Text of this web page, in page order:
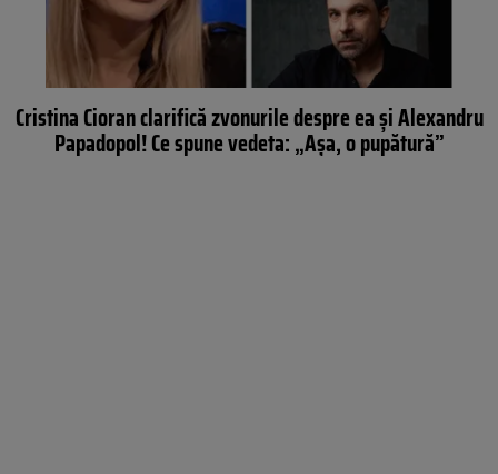
Cristina Cioran clarifică zvonurile despre ea și Alexandru
Papadopol! Ce spune vedeta: „Așa, o pupătură”